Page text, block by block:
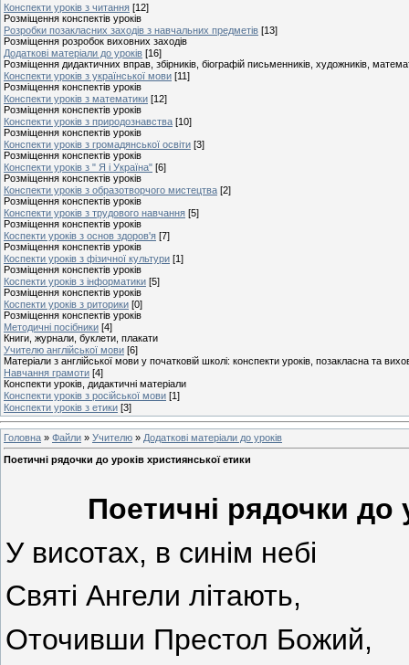
Конспекти уроків з читання [12]
Розміщення конспектів уроків
Розробки позакласних заходів з навчальних предметів [13]
Розміщення розробок виховних заходів
Додаткові матеріали до уроків [16]
Розміщення дидактичних вправ, збірників, біографій письменників, художників,
Конспекти уроків з української мови [11]
Розміщення конспектів уроків
Конспекти уроків з математики [12]
Розміщення конспектів уроків
Конспекти уроків з природознавства [10]
Розміщення конспектів уроків
Конспекти уроків з громадянської освіти [3]
Розміщення конспектів уроків
Конспекти уроків з " Я і Україна" [6]
Розміщення конспектів уроків
Конспекти уроків з образотворчого мистецтва [2]
Розміщення конспектів уроків
Конспекти уроків з трудового навчання [5]
Розміщення конспектів уроків
Коспекти уроків з основ здоров'я [7]
Розміщення конспектів уроків
Коспекти уроків з фізичної культури [1]
Розміщення конспектів уроків
Коспекти уроків з інформатики [5]
Розміщення конспектів уроків
Коспекти уроків з риторики [0]
Розміщення конспектів уроків
Методичні посібники [4]
Книги, журнали, буклети, плакати
Учителю англійської мови [6]
Матеріали з англійської мови у початковій школі: конспекти уроків, позакласна та
Навчання грамоти [4]
Конспекти уроків, дидактичні матеріали
Конспекти уроків з російської мови [1]
Конспекти уроків з етики [3]
Головна » Файли » Учителю » Додаткові матеріали до уроків
Поетичні рядочки до уроків християнської етики
Поетичні рядочки до
У висотах, в синім небі
Святі Ангели літають,
Оточивши Престол Божий,